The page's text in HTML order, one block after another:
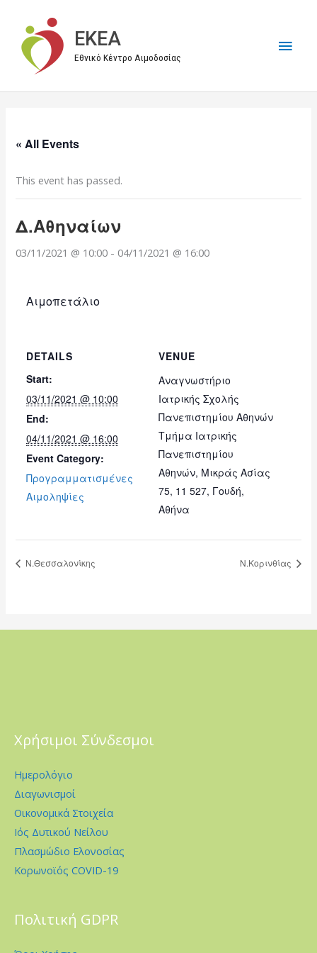
περιεχόμενο
EKEA
Εθνικό Κέντρο Αιμοδοσίας
« All Events
This event has passed.
Δ.Αθηναίων
03/11/2021 @ 10:00 - 04/11/2021 @ 16:00
Αιμοπετάλιο
DETAILS
Start:
03/11/2021 @ 10:00
End:
04/11/2021 @ 16:00
Event Category:
Προγραμματισμένες
Αιμοληψίες
VENUE
Αναγνωστήριο
Ιατρικής Σχολής
Πανεπιστημίου Αθηνών
Τμήμα Ιατρικής
Πανεπιστημίου
Αθηνών, Μικράς Ασίας
75, 11 527, Γουδή,
Αθήνα
Ν.Θεσσαλονίκης Ν.Κορινθίας
Χρήσιμοι Σύνδεσμοι
Ημερολόγιο
Διαγωνισμοί
Οικονομικά Στοιχεία
Ιός Δυτικού Νείλου
Πλασμώδιο Ελονοσίας
Κορωνοϊός COVID-19
Πολιτική GDPR